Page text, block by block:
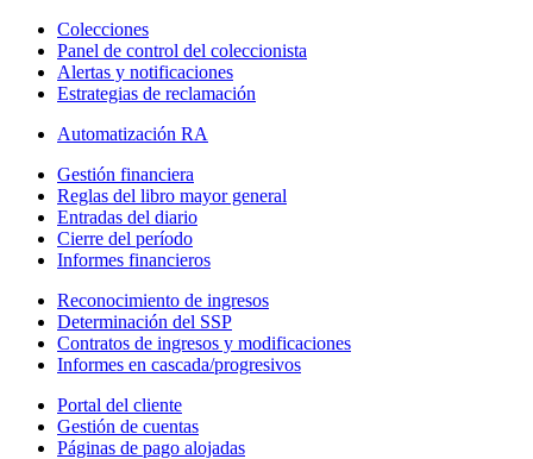
Colecciones
Panel de control del coleccionista
Alertas y notificaciones
Estrategias de reclamación
Automatización RA
Gestión financiera
Reglas del libro mayor general
Entradas del diario
Cierre del período
Informes financieros
Reconocimiento de ingresos
Determinación del SSP
Contratos de ingresos y modificaciones
Informes en cascada/progresivos
Portal del cliente
Gestión de cuentas
Páginas de pago alojadas